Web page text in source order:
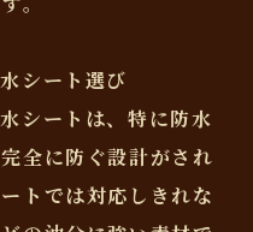
シート選び
シートは、特に防水
全に防ぐ設計がされ
トでは対応しきれな